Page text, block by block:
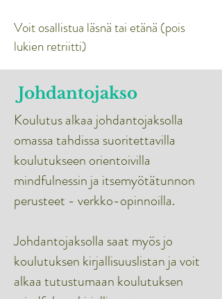
Voit osallistua läsnä tai etänä (pois
lukien retriitti)
Johdantojakso
Koulutus alkaa johdantojaksolla
omassa tahdissa suoritettavilla
koulutukseen orientoivilla
mindfulnessin ja itsemyötätunnon
perusteet - verkko-opinnoilla.
Johdantojaksolla saat myös jo
koulutuksen kirjallisuuslistan ja voit
alkaa tutustumaan koulutuksen